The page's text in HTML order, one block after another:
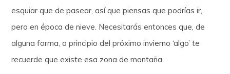
esquiar que de pasear, así que piensas que podrías ir,
pero en época de nieve. Necesitarás entonces que, de
alguna forma, a principio del próximo invierno ‘algo’ te
recuerde que existe esa zona de montaña.